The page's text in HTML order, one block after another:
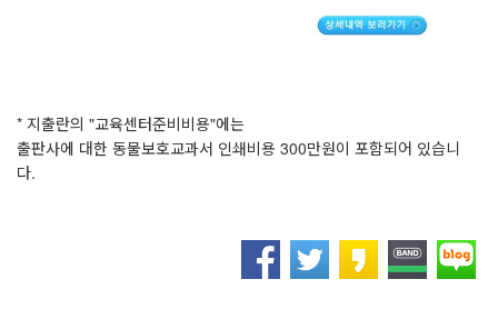
* 지출란의 "교육센터준비비용"에는
출판사에 대한 동물보호교과서 인쇄비용 300만원이 포함되어 있습니
다.